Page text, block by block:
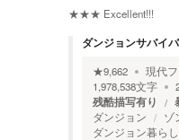
★★★ Excellent!!!
ダンジョンサバイ
★9,662 現代
1,978,538文字
残酷描写有り
ダンジョン ゾ
ダンジョン暮らし